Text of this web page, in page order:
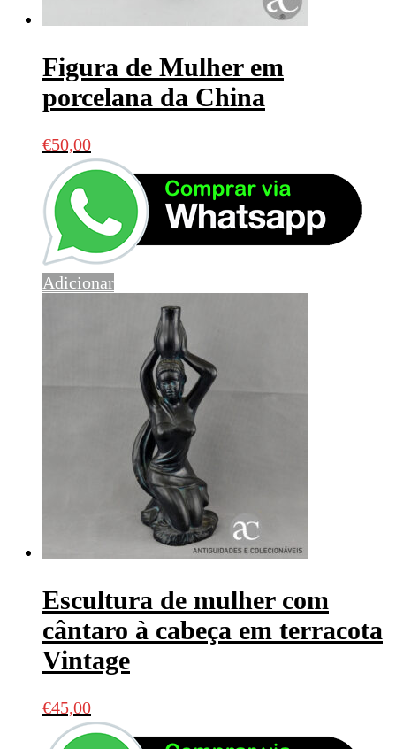
Figura de Mulher em
porcelana da China
€50,00
Adicionar
Escultura de mulher com
cântaro à cabeça em terracota
Vintage
€45,00